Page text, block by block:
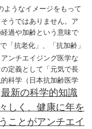
ようなイメージをもって
うではありません。ア
過や加齢という意味で
「抗老化」、「抗加齢」
ンチエイジング医学な
定義として「元気で長
科学（日本抗加齢医学
最新の科学的知識
しく、健康に年を
ことがアンチエイ